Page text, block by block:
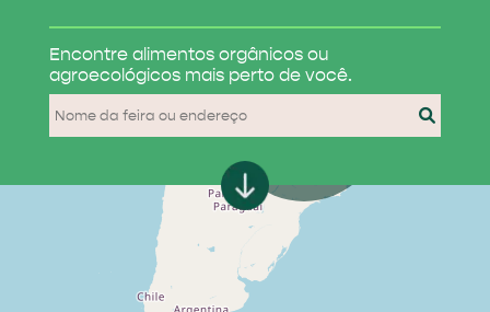
Encontre alimentos orgânicos ou
agroecológicos mais perto de você.
284
31